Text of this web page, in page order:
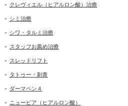
クレヴィエル（ヒアルロン酸）治療
シミ治療
シワ・タルミ治療
スタッフお薦め治療
スレッドリフト
タトゥー・刺青
ダーマペン４
ニュービア（ヒアルロン酸）